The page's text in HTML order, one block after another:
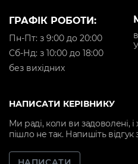
ГРАФІК РОБОТИ:
Пн-Пт: з 9:00 до 20:00
Cб-Нд: з 10:00 до 18:00
без вихідних
НАПИСАТИ КЕРІВНИКУ
Ми раді, коли ви задоволені,
пішло не так. Напишіть відгук